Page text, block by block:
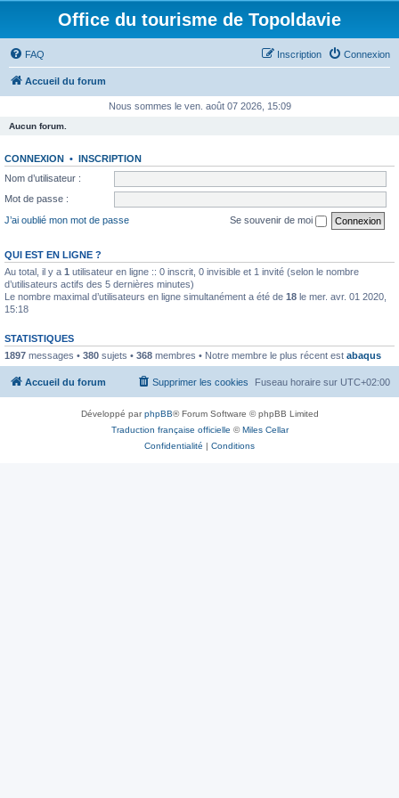
Office du tourisme de Topoldavie
FAQ Connexion
Inscription
Accueil du forum
Nous sommes le ven. août 07 2026, 15:09
Aucun forum.
CONNEXION • INSCRIPTION
Nom d’utilisateur :
Mot de passe :
J’ai oublié mon mot de passe
Se souvenir de moi
QUI EST EN LIGNE ?
Au total, il y a 1 utilisateur en ligne :: 0 inscrit, 0 invisible et 1 invité (selon le nombre
d’utilisateurs actifs des 5 dernières minutes)
Le nombre maximal d’utilisateurs en ligne simultanément a été de 18 le mer. avr. 01 2020,
15:18
STATISTIQUES
1897 messages • 380 sujets • 368 membres • Notre membre le plus récent est abaqus
Accueil du forum Fuseau horaire sur UTC+02:00
Supprimer les cookies
Développé parphpBB® Forum Software © phpBB Limited
Traduction française officielle ©Miles Cellar
Confidentialité | Conditions